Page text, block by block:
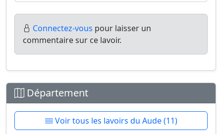
Connectez-vous pour laisser un
commentaire sur ce lavoir.
Département
Voir tous les lavoirs du Aude (11)